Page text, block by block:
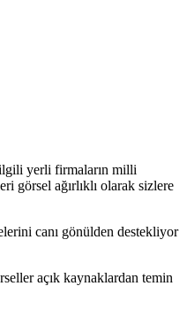
yerli firmaların milli
görsel ağırlıklı olarak sizlere
canı gönülden destekliyor
açık kaynaklardan temin